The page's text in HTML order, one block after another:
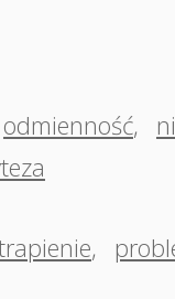
odmienność,
,